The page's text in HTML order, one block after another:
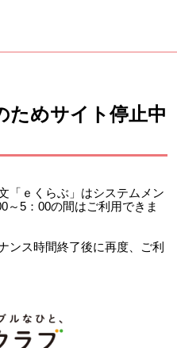
ためサイト停止中
「ｅくらぶ」はシステムメン
～5：00の間はご利用できま
ンス時間終了後に再度、ご利